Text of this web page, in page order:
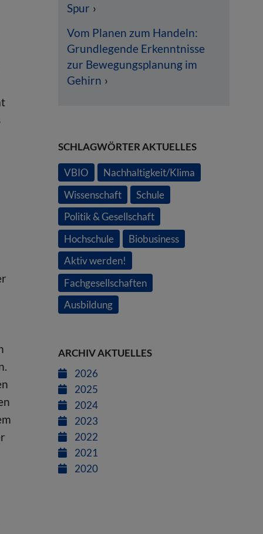
Spur
Vom Planen zum Handeln:
Grundlegende Erkenntnisse
zur Bewegungsplanung im
Gehirn
SCHLAGWÖRTER AKTUELLES
VBIO
Nachhaltigkeit/Klima
Wissenschaft
Schule
Politik & Gesellschaft
Hochschule
Biobusiness
Aktiv werden!
Fachgesellschaften
Ausbildung
ARCHIV AKTUELLES
2026
2025
2024
2023
2022
2021
2020